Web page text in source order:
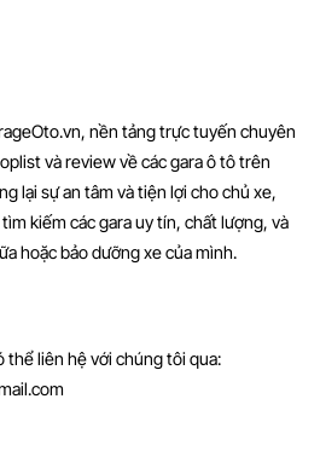
nền tảng trực tuyến chuyên
và review về các gara ô tô trên
lại sự an tâm và tiện lợi cho chủ xe,
kiếm các gara uy tín, chất lượng, và
hoặc bảo dưỡng xe của mình.
thể liên hệ với chúng tôi qua: